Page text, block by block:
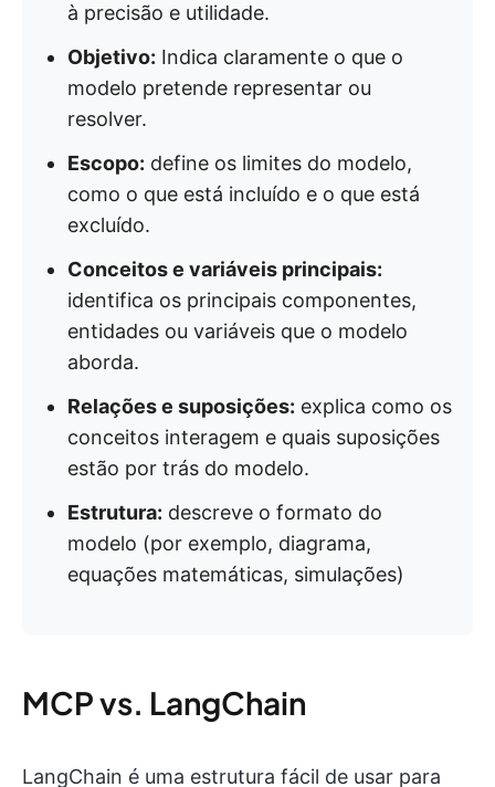
à precisão e utilidade.
Objetivo: Indica claramente o que o
modelo pretende representar ou
resolver.
Escopo: define os limites do modelo,
como o que está incluído e o que está
excluído.
Conceitos e variáveis principais:
identifica os principais componentes,
entidades ou variáveis que o modelo
aborda.
Relações e suposições: explica como os
conceitos interagem e quais suposições
estão por trás do modelo.
Estrutura: descreve o formato do
modelo (por exemplo, diagrama,
equações matemáticas, simulações)
MCP vs. LangChain
LangChain é uma estrutura fácil de usar para